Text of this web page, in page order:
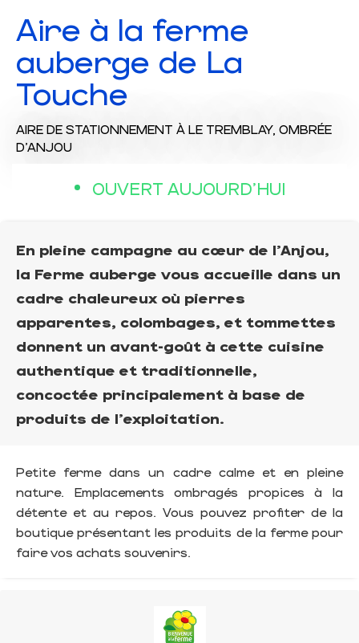
Aire à la ferme
auberge de La
Touche
AIRE DE STATIONNEMENT À LE TREMBLAY, OMBRÉE
D'ANJOU
OUVERT AUJOURD'HUI
En pleine campagne au cœur de l'Anjou,
la Ferme auberge vous accueille dans un
cadre chaleureux où pierres
apparentes, colombages, et tommettes
donnent un avant-goût à cette cuisine
authentique et traditionnelle,
concoctée principalement à base de
produits de l'exploitation.
Petite ferme dans un cadre calme et en pleine
nature. Emplacements ombragés propices à la
détente et au repos. Vous pouvez profiter de la
boutique présentant les produits de la ferme pour
faire vos achats souvenirs.